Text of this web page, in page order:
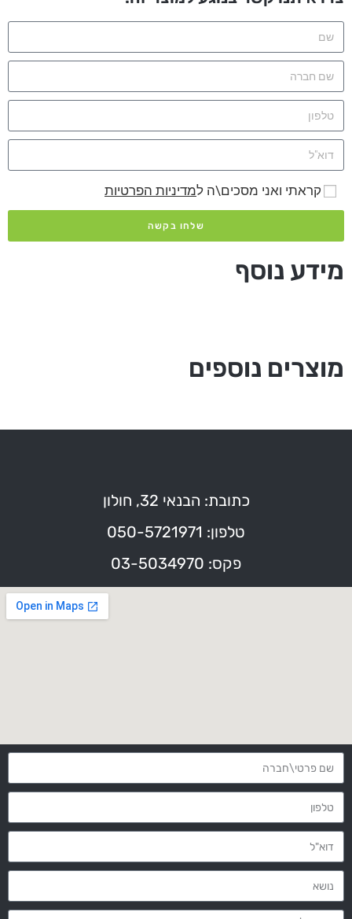
קראתי ואני מסכים\ה למדיניות הפרטיות
שלחו בקשה
מידע נוסף
מוצרים נוספים
כתובת: הבנאי 32, חולון
טלפון: 050-5721971
פקס: 03-5034970